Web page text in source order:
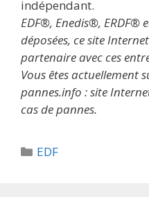
indépendant.
EDF®, Enedis®, ERDF®
déposées, ce site
partenaire avec ces
Vous êtes actuellement
pannes.info : site
cas de pannes.
Catégories
EDF